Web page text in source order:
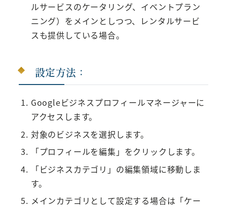
ルサービスのケータリング、イベントプラン
ニング）をメインとしつつ、レンタルサービ
スも提供している場合。
設定方法：
Googleビジネスプロフィールマネージャーに
アクセスします。
対象のビジネスを選択します。
「プロフィールを編集」をクリックします。
「ビジネスカテゴリ」の編集領域に移動しま
す。
メインカテゴリとして設定する場合は「ケー